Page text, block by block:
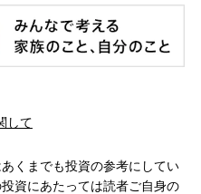
して
くまでも投資の参考にしてい
資にあたっては読者ご自身の